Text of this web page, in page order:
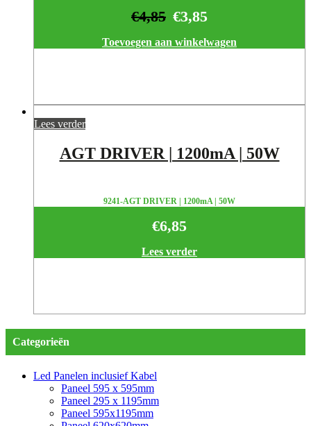
€3,85
€4,85
Toevoegen aan winkelwagen
Lees verder
AGT DRIVER | 1200mA | 50W
9241-AGT DRIVER | 1200mA | 50W
€6,85
Lees verder
Categorieën
Led Panelen inclusief Kabel
Paneel 595 x 595mm
Paneel 295 x 1195mm
Paneel 595x1195mm